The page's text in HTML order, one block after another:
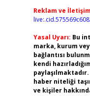
Reklam ve
Yasal Uyarı: Bu
marka, kurum
bağlantısı
kendi
haber niteliği
ve kişiler